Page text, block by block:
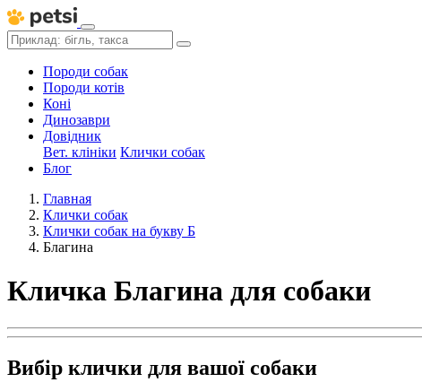
Породи собак
Породи котів
Коні
Динозаври
Довідник
Вет. клініки Клички собак
Блог
Главная
Клички собак
Клички собак на букву Б
Благина
Кличка Благина для собаки
Вибір клички для вашої собаки